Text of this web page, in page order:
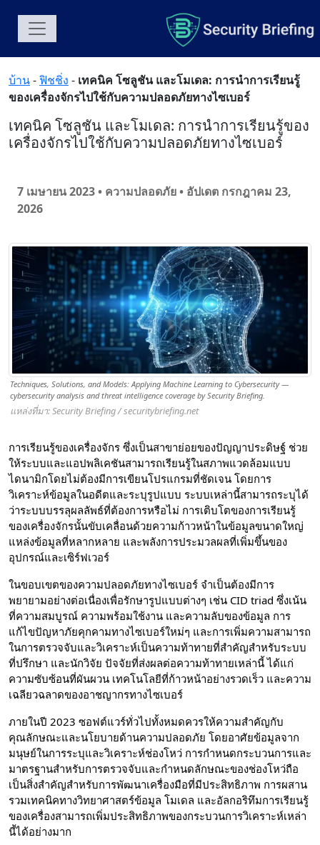
บ้าน-ฟิชชิ่ง - เทคนิค โซลูชัน และโมเดล: การนำการเรียนรู้
ของเครื่องจักรไปใช้กับความปลอดภัยทางไซเบอร์
เทคนิค โซลูชัน และโมเดล: การนำการเรียนรู้ของ
เครื่องจักรไปใช้กับความปลอดภัยทางไซเบอร์
7 เมษายน 2023 • ความปลอดภัย• อัปเดต กรกฎาคม 23,
2026
Techniques, Solutions, and Models: Applying Machine Learning to Cybersecurity —
cybersecurity analysis and threat intelligence coverage by Security Briefing.
แหล่งที่มา: Security Briefing / securitybriefing.net
การเรียนรู้ของเครื่องจักร ซึ่งเป็นสาขาย่อยของปัญญาประดิษฐ์ ช่วย
ให้ระบบและแอปพลิเคชันสามารถเรียนรู้ในสภาพแวดล้อมแบบ
ไดนามิกโดยไม่ต้องมีการเขียนโปรแกรมที่ชัดเจน โดยการ
วิเคราะห์ข้อมูลในอดีตและระบุรูปแบบ ระบบเหล่านี้สามารถระบุได้
ว่าระบบบรรลุผลลัพธ์ที่ต้องการหรือไม่ การเติบโตของการเรียนรู้
ของเครื่องจักรนั้นขับเคลื่อนด้วยความก้าวหน้าในข้อมูลขนาดใหญ่
แหล่งข้อมูลที่หลากหลาย และพลังการประมวลผลที่เพิ่มขึ้นของ
อุปกรณ์และเซิร์ฟเวอร์
ในขอบเขตของความปลอดภัยทางไซเบอร์ จำเป็นต้องมีการ
พยายามอย่างต่อเนื่องเพื่อรักษารูปแบบต่างๆ เช่น CID triad ซึ่งเน้น
ที่ความสมบูรณ์ ความพร้อมใช้งาน และความลับของข้อมูล การ
แก้ไขปัญหาภัยคุกคามทางไซเบอร์ใหม่ๆ และการเพิ่มความสามารถ
ในการตรวจจับและวิเคราะห์เป็นความท้าทายที่สำคัญสำหรับระบบ
ที่ปรึกษา และนักวิจัย ปัจจัยที่ส่งผลต่อความท้าทายเหล่านี้ ได้แก่
ความซับซ้อนที่ผันผวน เทคโนโลยีที่ก้าวหน้าอย่างรวดเร็ว และความ
เฉลียวฉลาดของอาชญากรทางไซเบอร์
ภายในปี 2023 ซอฟต์แวร์ทั่วไปทั้งหมดควรให้ความสำคัญกับ
คุณลักษณะและนโยบายด้านความปลอดภัย โดยอาศัยข้อมูลจาก
มนุษย์ในการระบุและวิเคราะห์ช่องโหว่ การกำหนดกระบวนการและ
มาตรฐานสำหรับการตรวจจับและกำหนดลักษณะของช่องโหว่ถือ
เป็นสิ่งสำคัญสำหรับการพัฒนาเครื่องมือที่มีประสิทธิภาพ การผสาน
รวมเทคนิคทางวิทยาศาสตร์ข้อมูล โมเดล และอัลกอริทึมการเรียนรู้
ของเครื่องสามารถเพิ่มประสิทธิภาพของกระบวนการวิเคราะห์เหล่า
นี้ได้อย่างมาก